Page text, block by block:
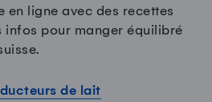
en ligne avec des recettes
infos pour manger équilibré
de lait